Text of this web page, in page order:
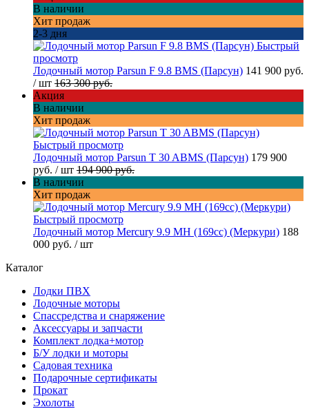
В наличии
Хит продаж
2-3 дня
Быстрый
просмотр
Лодочный мотор Parsun F 9.8 BMS (Парсун) 141 900 руб.
/ шт 163 300 руб.
Акция
В наличии
Хит продаж
Быстрый просмотр
Лодочный мотор Parsun T 30 ABMS (Парсун) 179 900
руб. / шт 194 900 руб.
В наличии
Хит продаж
Быстрый просмотр
Лодочный мотор Mercury 9.9 MH (169cc) (Меркури) 188
000 руб. / шт
Каталог
Лодки ПВХ
Лодочные моторы
Спассредства и снаряжение
Аксессуары и запчасти
Комплект лодка+мотор
Б/У лодки и моторы
Садовая техника
Подарочные сертификаты
Прокат
Эхолоты